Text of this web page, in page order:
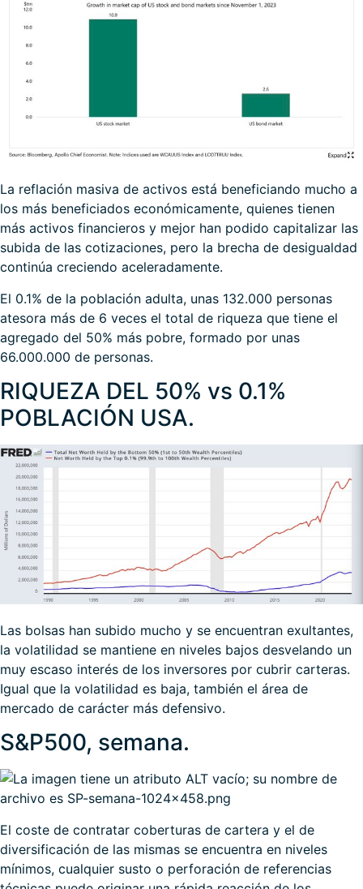
La reflación masiva de activos está beneficiando mucho a
los más beneficiados económicamente, quienes tienen
más activos financieros y mejor han podido capitalizar las
subida de las cotizaciones, pero la brecha de desigualdad
continúa creciendo aceleradamente.
El 0.1% de la población adulta, unas 132.000 personas
atesora más de 6 veces el total de riqueza que tiene el
agregado del 50% más pobre, formado por unas
66.000.000 de personas.
RIQUEZA DEL 50% vs 0.1%
POBLACIÓN USA.
Las bolsas han subido mucho y se encuentran exultantes,
la volatilidad se mantiene en niveles bajos desvelando un
muy escaso interés de los inversores por cubrir carteras.
Igual que la volatilidad es baja, también el área de
mercado de carácter más defensivo.
S&P500, semana.
El coste de contratar coberturas de cartera y el de
diversificación de las mismas se encuentra en niveles
mínimos, cualquier susto o perforación de referencias